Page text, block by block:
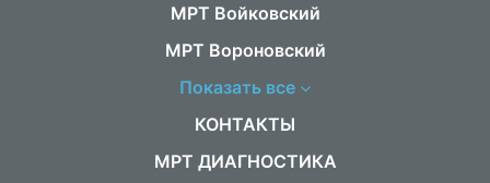
МРТ Войковский
МРТ Вороновский
Показать все
КОНТАКТЫ
МРТ ДИАГНОСТИКА